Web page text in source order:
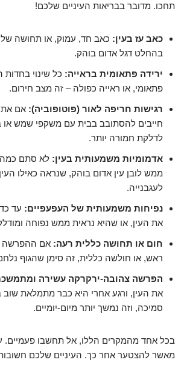
תחכו. מדובר בבריאות העיניים שלכם!
כאב עז בעין: כאב חד, עמוק, או תחושה
בהחלט דגל אדום בוהק.
ירידה פתאומית בראייה: כל שינוי
פתאומי, או ראייה כפולה – זה מצב חירום.
רגישות חריפה לאור (פוטופוביה): אם
חייבים להסתובב בבית עם משקפי שמש או
לדלקת חמורה יותר.
אדמומיות משמעותית בעין: לא סתם כמה
ממש לובן עין אדום בוהק, שנראה כאילו
לעגבנייה.
נפיחות משמעותית של העפעפיים: עד
את העין, או שהיא נראית ממש נפוחה
חום או תחושה כללית רעה: אם ההפרשה
ראש, או חולשה כללית, זה סימן שהגוף נלחם
הפרשה צהובה-ירקרקה עשירה
את העין, ורגע אחרי היא כבר מתמלאת
סמיכה, וזה נמשך יותר מיום-יומיים.
בכל אחד מהמקרים הללו, אל תחשבו פעמיים.
מאשר להצטער אחר כך. העיניים שלכם